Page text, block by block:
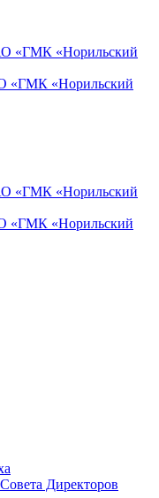
«ГМК «Норильский
«ГМК «Норильский
«ГМК «Норильский
«ГМК «Норильский
Директоров